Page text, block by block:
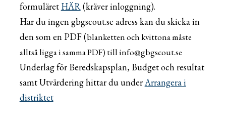
formuläret HÄR(kräver inloggning).
Har du ingen gbgscout.se adress kan du skicka in
den som en PDF (blanketten och kvittona måste
alltså ligga i samma PDF) till info@gbgscout.se
Underlag för Beredskapsplan, Budget och resultat
samt Utvärdering hittar du underArrangera i
distriktet